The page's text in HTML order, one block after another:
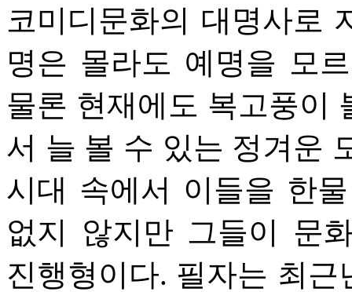
코미디문화의 대명사로
명은 몰라도 예명을 모
물론 현재에도 복고풍이
서 늘 볼 수 있는 정겨운
시대 속에서 이들을 한
없지 않지만 그들이 문
진행형이다. 필자는 최